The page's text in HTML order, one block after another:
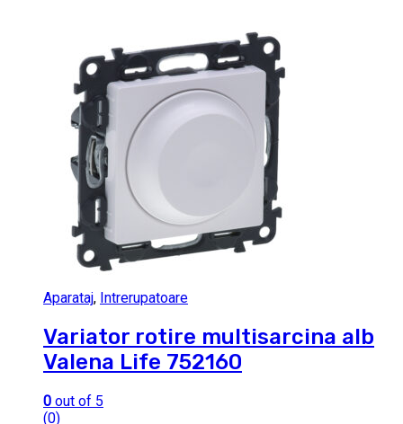
Aparataj, Intrerupatoare
Variator rotire multisarcina alb
Valena Life 752160
0 out of 5
(0)